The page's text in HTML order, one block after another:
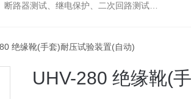
器测试、继电保护、二次回路测试、电
绝缘靴(手套)耐压试验装置(自动)
UHV-280 绝缘靴(